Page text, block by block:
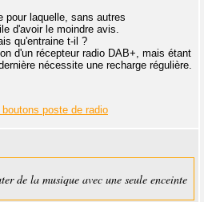
pour laquelle, sans autres
d'avoir le moindre avis.
qu'entraine t-il ?
d'un récepteur radio DAB+, mais étant
nécessite une recharge régulière.
boutons poste de radio
de la musique avec une seule enceinte